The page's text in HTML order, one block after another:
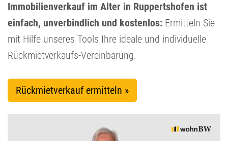
Immobilienverkauf im Alter in Ruppertshofen ist
einfach, unverbindlich und kostenlos: Ermitteln Sie
mit Hilfe unseres Tools Ihre ideale und individuelle
Rückmietverkaufs-Vereinbarung.
Rückmietverkauf ermitteln »